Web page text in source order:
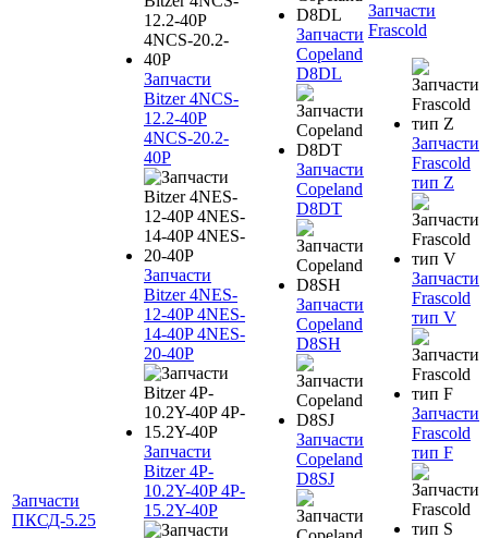
Запчасти
ПКСД-5.25
Запчасти
Bitzer 4NCS-
12.2-40P
4NCS-20.2-
40P
Запчасти
Bitzer 4NES-
12-40P 4NES-
14-40P 4NES-
20-40P
Запчасти
Bitzer 4P-
10.2Y-40P 4P-
15.2Y-40P
Запчасти
Copeland
D8DL
Запчасти
Copeland
D8DT
Запчасти
Copeland
D8SH
Запчасти
Copeland
D8SJ
Запчасти
Frascold
Запчасти
Frascold
тип Z
Запчасти
Frascold
тип V
Запчасти
Frascold
тип F